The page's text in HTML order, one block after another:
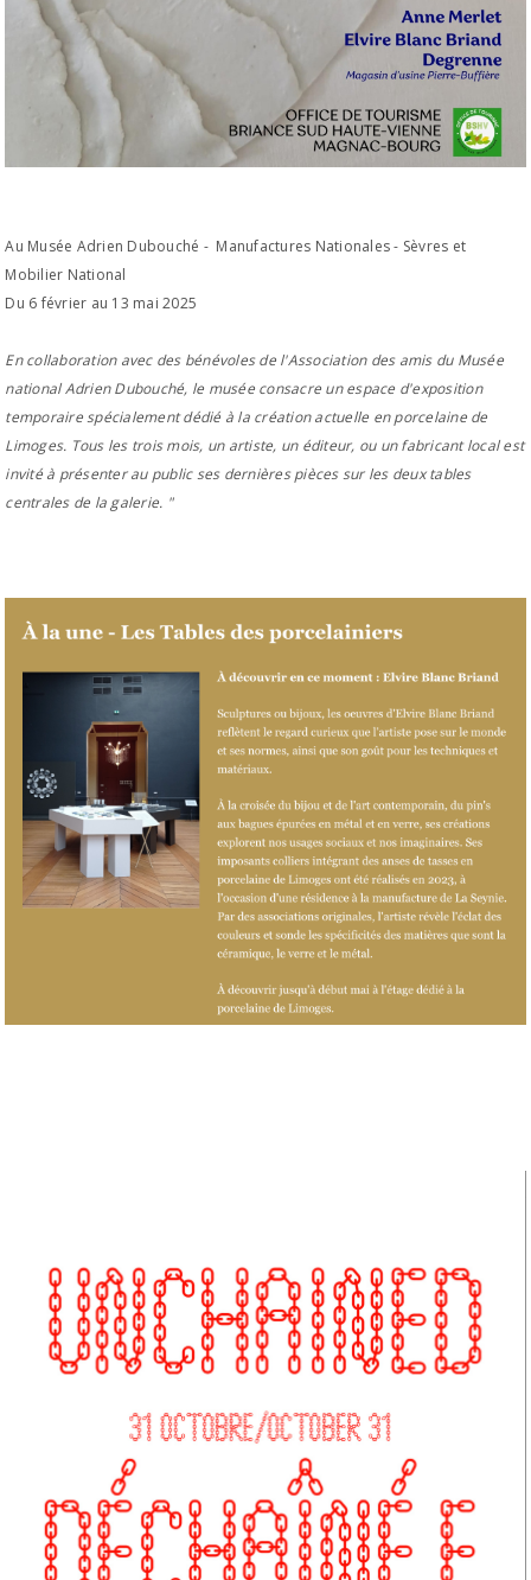
Au Musée Adrien Dubouché - Manufactures Nationales - Sèvres et
Mobilier National
Du 6 février au 13 mai 2025
En collaboration avec des bénévoles de l'Association des amis du Musée
national Adrien Dubouché, le musée consacre un espace d'exposition
temporaire spécialement dédié à la création actuelle en porcelaine de
Limoges. Tous les trois mois, un artiste, un éditeur, ou un fabricant local est
invité à présenter au public ses dernières pièces sur les deux tables
centrales de la galerie. "